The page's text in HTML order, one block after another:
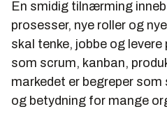
En smidig tilnærming
prosesser, nye roller og
skal tenke, jobbe og
som scrum, kanban,
markedet er begreper
og betydning for mange